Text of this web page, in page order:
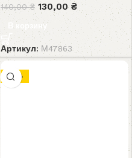
140,00₴ 130,00 ₴
В корзину
Артикул: М47863
-10%